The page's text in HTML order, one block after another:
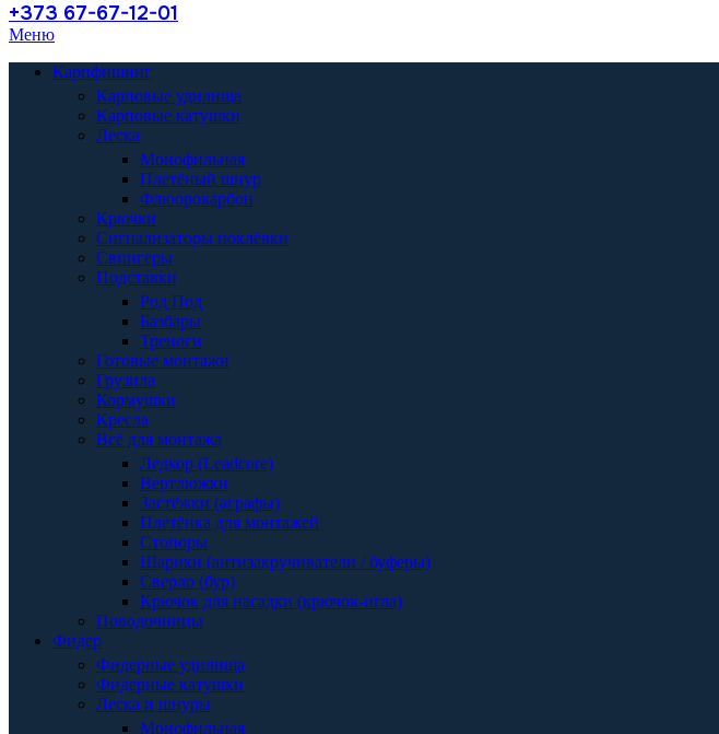
+373 67-67-12-01
Меню
Карпфишинг
Карповые удилища
Карповые катушки
Леска
Монофильная
Плетёный шнур
Флюорокарбон
Крючки
Сигнализаторы поклёвки
Свингеры
Подставки
Род Под
Базбары
Треноги
Готовые монтажи
Грузила
Кормушки
Кресла
Всё для монтажа
Ледкор (Leadcore)
Вертлюжки
Застёжки (аграфы)
Плетёнка для монтажей
Стопоры
Шарики (антизакручиватели / буферы)
Сверло (бур)
Крючок для насадки (крючок-игла)
Поводочницы
Фидер
Фидерные удилища
Фидерные катушки
Леска и шнуры
Монофильная